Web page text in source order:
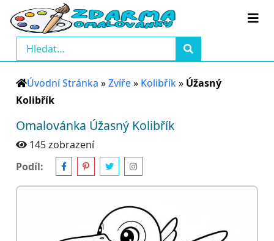
Úvodní Stránka »Zvíře» Kolibřík» Úžasný
Kolibřík
Omalovánka Úžasný Kolibřík
145 zobrazení
Podíl: